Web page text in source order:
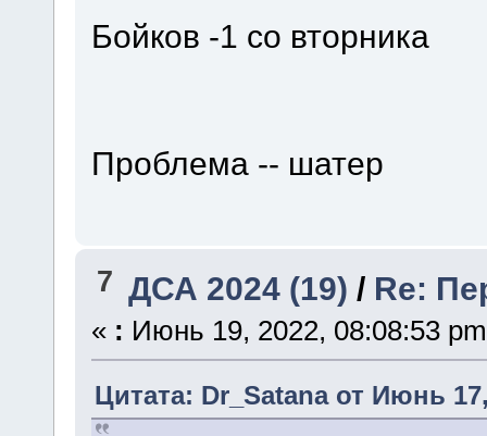
Бойков -1 со вторника
Проблема -- шатер
7 ДСА 2024 (19) / Re:
« : Июнь 19, 2022, 08:08:53
Цитата: Dr_Satana от Июнь